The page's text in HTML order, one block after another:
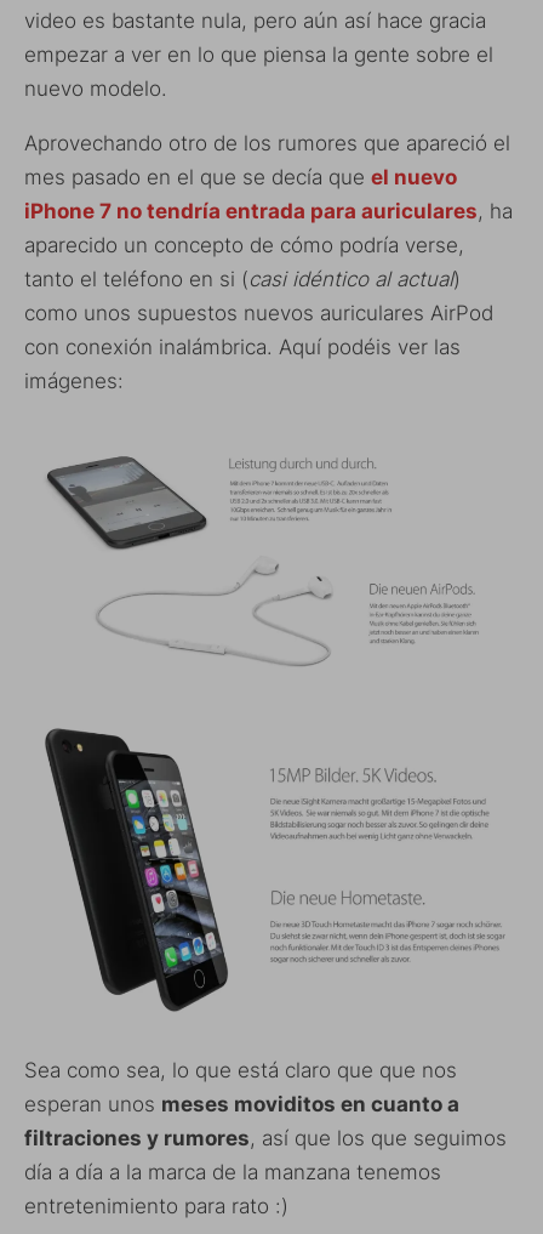
video es bastante nula, pero aún así hace gracia
empezar a ver en lo que piensa la gente sobre el
nuevo modelo.
Aprovechando otro de los rumores que apareció el
mes pasado en el que se decía que el nuevo
iPhone 7 no tendría entrada para auriculares, ha
aparecido un concepto de cómo podría verse,
tanto el teléfono en si (casi idéntico al actual)
como unos supuestos nuevos auriculares AirPod
con conexión inalámbrica. Aquí podéis ver las
imágenes:
Sea como sea, lo que está claro que que nos
esperan unos meses moviditos en cuanto a
filtraciones y rumores, así que los que seguimos
día a día a la marca de la manzana tenemos
entretenimiento para rato :)